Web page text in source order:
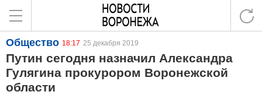
Общество 18:17 25 декабря 2019
Путин сегодня назначил Александра
Гулягина прокурором Воронежской
области